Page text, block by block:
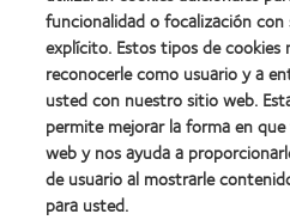
funcionalidad o focalización
explícito. Estos tipos de cookies
reconocerle como usuario y a
usted con nuestro sitio web.
permite mejorar la forma en
web y nos ayuda a
de usuario al mostrarle
para usted.